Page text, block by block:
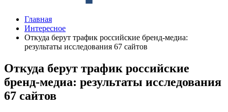
Главная
Интересное
Откуда берут трафик российские бренд-медиа:
результаты исследования 67 сайтов
Откуда берут трафик российские
бренд-медиа: результаты исследования
67 сайтов